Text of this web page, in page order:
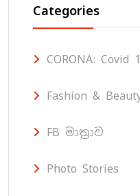
Categories
CORONA: Covid
Fashion &
FB මාත්‍රාව
Photo Stories